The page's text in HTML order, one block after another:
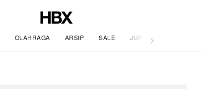
OLAHRAGA ARSIP SALE JURNAL